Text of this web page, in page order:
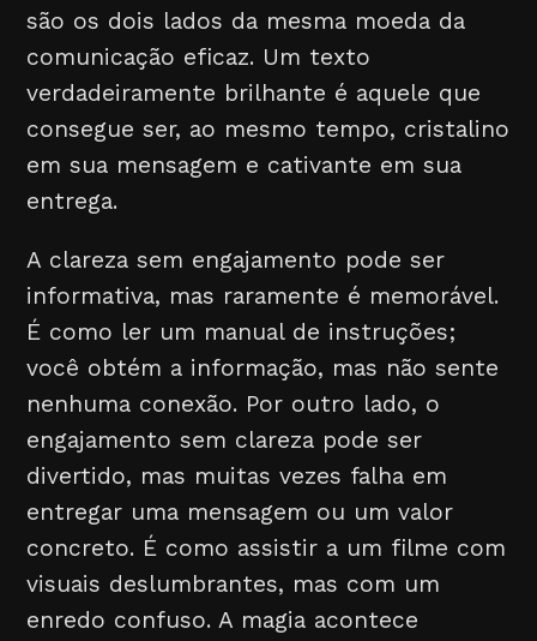
são os dois lados da mesma moeda da
comunicação eficaz. Um texto
verdadeiramente brilhante é aquele que
consegue ser, ao mesmo tempo, cristalino
em sua mensagem e cativante em sua
entrega.
A clareza sem engajamento pode ser
informativa, mas raramente é memorável.
É como ler um manual de instruções;
você obtém a informação, mas não sente
nenhuma conexão. Por outro lado, o
engajamento sem clareza pode ser
divertido, mas muitas vezes falha em
entregar uma mensagem ou um valor
concreto. É como assistir a um filme com
visuais deslumbrantes, mas com um
enredo confuso. A magia acontece